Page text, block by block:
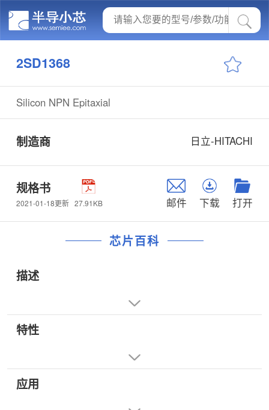
2SD1368
Silicon NPN Epitaxial
制造商 日立-HITACHI
规格书
2021-01-18更新 27.91KB 邮件 下载 打开
芯片百科
描述
特性
应用